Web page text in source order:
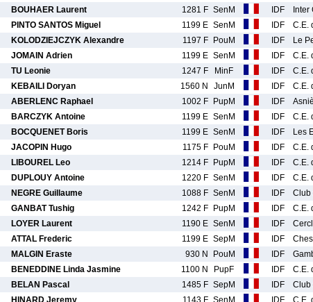
BOUHAER Laurent 1281 F SenM IDF Inter
PINTO SANTOS Miguel 1199 E SenM IDF C.E.
KOLODZIEJCZYK Alexandre 1197 F PouM IDF Le
JOMAIN Adrien 1199 E SenM IDF C.E.
TU Leonie 1247 F MinF IDF C.E.
KEBAILI Doryan 1560 N JunM IDF C.E.
ABERLENC Raphael 1002 F PupM IDF
BARCZYK Antoine 1199 E SenM IDF C.E.
BOCQUENET Boris 1199 E SenM IDF Les
JACOPIN Hugo 1175 F PouM IDF C.E.
LIBOUREL Leo 1214 F PupM IDF C.E.
DUPLOUY Antoine 1220 F SenM IDF C.E.
NEGRE Guillaume 1088 F SenM IDF Club
GANBAT Tushig 1242 F PupM IDF C.E.
LOYER Laurent 1190 E SenM IDF
ATTAL Frederic 1199 E SepM IDF
MALGIN Eraste 930 N PouM IDF
BENEDDINE Linda Jasmine 1100 N PupF IDF C.E.
BELAN Pascal 1485 F SepM IDF Club
HINARD Jeremy 1143 F SenM IDF C.E.